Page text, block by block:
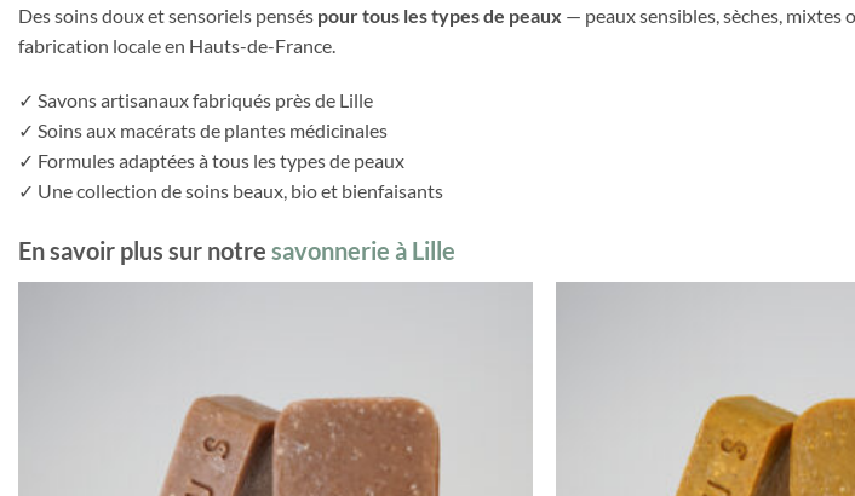
Des soins doux et sensoriels pensés pour tous les types de peaux — peaux sensibles, sèches, mixtes
fabrication locale en Hauts-de-France.
✓ Savons artisanaux fabriqués près de Lille
✓ Soins aux macérats de plantes médicinales
✓ Formules adaptées à tous les types de peaux
✓ Une collection de soins beaux, bio et bienfaisants
En savoir plus sur notre savonnerie à Lille